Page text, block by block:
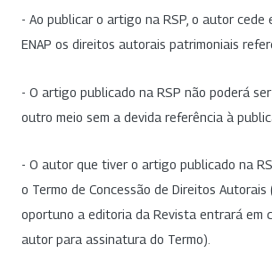
- Ao publicar o artigo na RSP, o autor cede
ENAP os direitos autorais patrimoniais
- O artigo publicado na RSP não poderá
outro meio sem a devida referência à
- O autor que tiver o artigo publicado na
o Termo de Concessão de Direitos Autorais
oportuno a editoria da Revista entrará em
autor para assinatura do Termo).